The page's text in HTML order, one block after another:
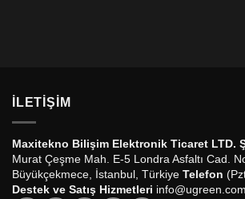
İLETIŞIM
Maxitekno Bilişim Elektronik Ticaret LTD.
Murat Çeşme Mah. E-5 Londra Asfaltı Cad.
Büyükçekmece, İstanbul, Türkiye Telefon
Destek ve Satış Hizmetleri